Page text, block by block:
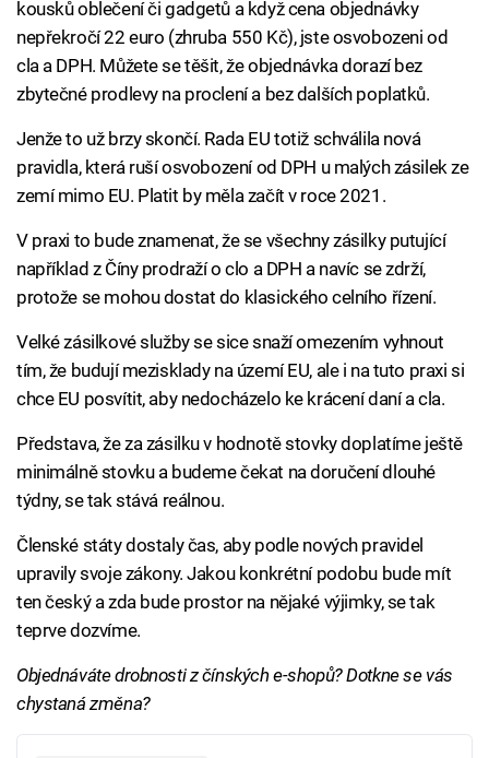
kousků oblečení či gadgetů a když cena objednávky
nepřekročí 22 euro (zhruba 550 Kč), jste osvobozeni od
cla a DPH. Můžete se těšit, že objednávka dorazí bez
zbytečné prodlevy na proclení a bez dalších poplatků.
Jenže to už brzy skončí. Rada EU totiž schválila nová
pravidla, která ruší osvobození od DPH u malých zásilek ze
zemí mimo EU. Platit by měla začít v roce 2021.
V praxi to bude znamenat, že se všechny zásilky putující
například z Číny prodraží o clo a DPH a navíc se zdrží,
protože se mohou dostat do klasického celního řízení.
Velké zásilkové služby se sice snaží omezením vyhnout
tím, že budují mezisklady na území EU, ale i na tuto praxi si
chce EU posvítit, aby nedocházelo ke krácení daní a cla.
Představa, že za zásilku v hodnotě stovky doplatíme ještě
minimálně stovku a budeme čekat na doručení dlouhé
týdny, se tak stává reálnou.
Členské státy dostaly čas, aby podle nových pravidel
upravily svoje zákony. Jakou konkrétní podobu bude mít
ten český a zda bude prostor na nějaké výjimky, se tak
teprve dozvíme.
Objednáváte drobnosti z čínských e-shopů? Dotkne se vás
chystaná změna?